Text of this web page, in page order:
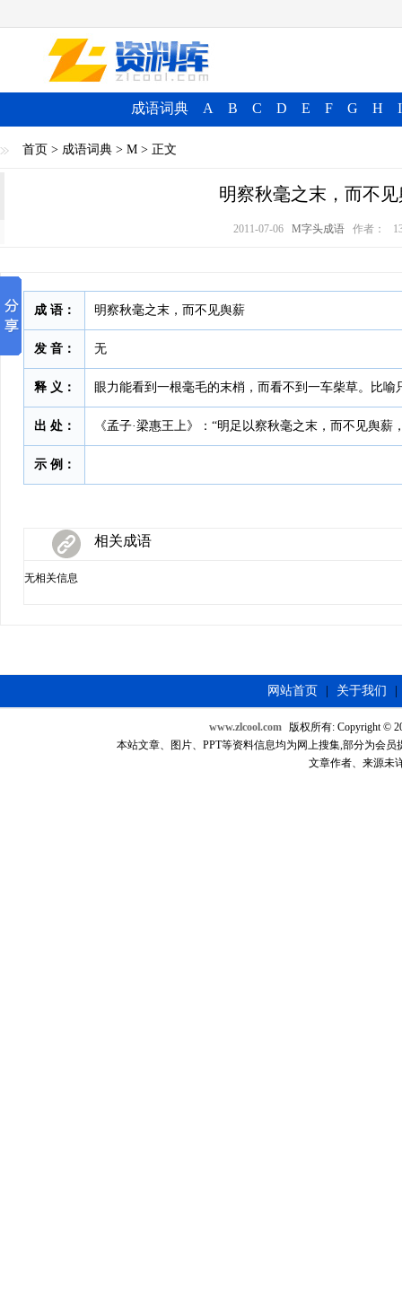
成语词典 A B C D E F G H I
首页 > 成语词典 > M > 正文
明察秋毫之末，而不
2011-07-06 M字头成语 作者：
成 语： 明察秋毫之末，而不见舆薪
发 音： 无
释 义： 眼力能看到一根毫毛的末梢，而看不到一车柴草。比喻
出 处： 《孟子·梁惠王上》：“明足以察秋毫之末，而不见舆薪
示 例：
相关成语
无相关信息
网站首页 关于我们
www.zlcool.com 版权所有: Copyright ©
本站文章、图片、PPT等资料信息均为网上搜集,部分为会员
文章作者、来源未